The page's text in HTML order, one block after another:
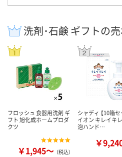
洗剤･石鹸 ギフトの
フロッシュ 食器用洗剤 ギ
フト 旭化成ホームプロダ
クツ
￥1,945～ （税込）
シャディ 【10箱セ
イオン キレイキ
泡ハンド…
￥